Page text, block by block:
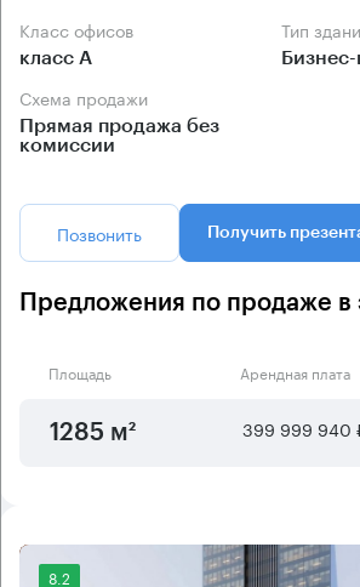
Класс офисов
класс А
Тип
Схема продажи
Прямая продажа без
комиссии
Позвонить Получить
Предложения по продаже в
Площадь Арендная плата
1285 м² 399 999 940
8.2